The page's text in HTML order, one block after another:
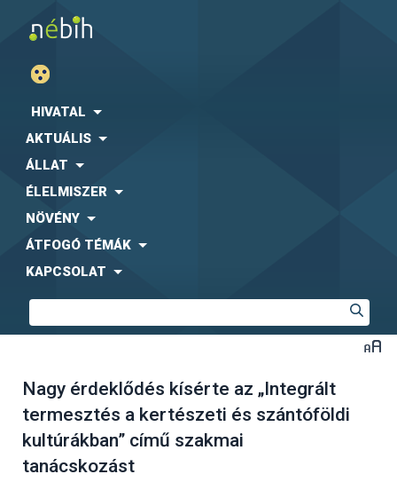
HIVATAL
AKTUÁLIS
ÁLLAT
ÉLELMISZER
NÖVÉNY
ÁTFOGÓ TÉMÁK
KAPCSOLAT
Nagy érdeklődés kísérte az „Integrált
termesztés a kertészeti és szántóföldi
kultúrákban” című szakmai
tanácskozást